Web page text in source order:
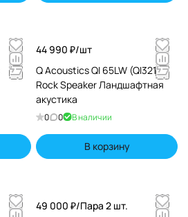
44 990 ₽/шт
Q Acoustics QI 65LW (QI3210)
Rock Speaker Ландшафтная
акустика
0 0 В наличии
В корзину
49 000 ₽/Пара 2 шт.